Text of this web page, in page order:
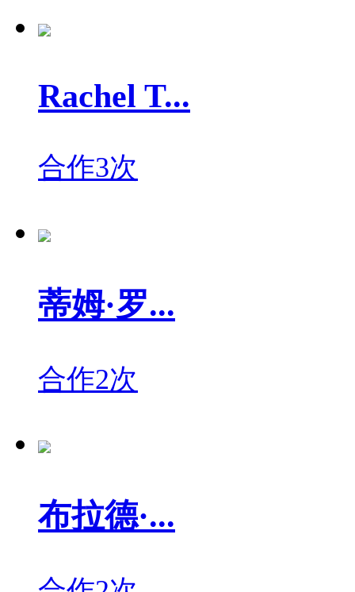
Rachel T...
合作3次
蒂姆·罗...
合作2次
布拉德·...